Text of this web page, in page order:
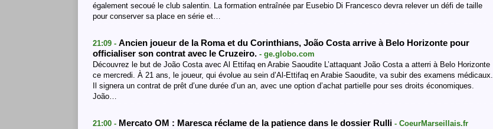
également secoué le club salentin. La formation entraînée par Eusebio Di Francesco devra relever un défi de taille
pour conserver sa place en série et…
21:09 - Ancien joueur de la Roma et du Corinthians, João Costa arrive à Belo Horizonte pour
officialiser son contrat avec le Cruzeiro. - ge.globo.com
Découvrez le but de João Costa avec Al Ettifaq en Arabie Saoudite L’attaquant João Costa a atterri à Belo Horizonte
ce mercredi. À 21 ans, le joueur, qui évolue au sein d’Al-Ettifaq en Arabie Saoudite, va subir des examens médicaux.
Il signera un contrat de prêt d’une durée d’un an, avec une option d’achat partielle pour ses droits économiques.
João…
21:00 - Mercato OM : Maresca réclame de la patience dans le dossier Rulli - CoeurMarseillais.fr